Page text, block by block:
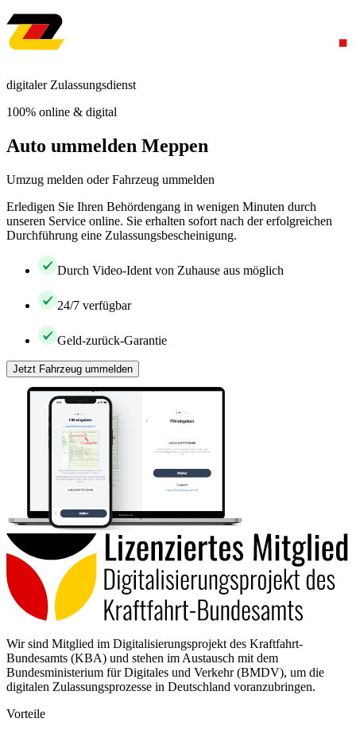
digitaler Zulassungsdienst
100% online & digital
Auto ummelden Meppen
Umzug melden oder Fahrzeug ummelden
Erledigen Sie Ihren Behördengang in wenigen Minuten durch
unseren Service online. Sie erhalten sofort nach der erfolgreichen
Durchführung eine Zulassungsbescheinigung.
Durch Video-Ident von Zuhause aus möglich
24/7 verfügbar
Geld-zurück-Garantie
Jetzt Fahrzeug ummelden
Wir sind Mitglied im Digitalisierungsprojekt des Kraftfahrt-
Bundesamts (KBA) und stehen im Austausch mit dem
Bundesministerium für Digitales und Verkehr (BMDV), um die
digitalen Zulassungsprozesse in Deutschland voranzubringen.
Vorteile